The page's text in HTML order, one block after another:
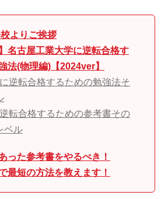
よりご挨拶
名古屋工業大学に逆転合格す
法(物理編)【2024ver】
逆転合格するための勉強法そ
転合格するための参考書その
ル
った参考書をやるべき！
最短の方法を教えます！